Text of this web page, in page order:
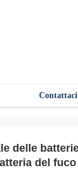
Contattaci
delle
del